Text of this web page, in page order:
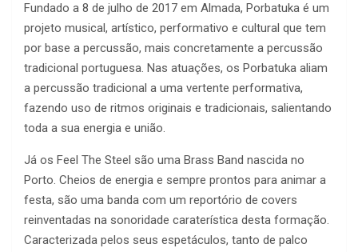
Fundado a 8 de julho de 2017 em Almada, Porbatuka é um
projeto musical, artístico, performativo e cultural que tem
por base a percussão, mais concretamente a percussão
tradicional portuguesa. Nas atuações, os Porbatuka aliam
a percussão tradicional a uma vertente performativa,
fazendo uso de ritmos originais e tradicionais, salientando
toda a sua energia e união.
Já os Feel The Steel são uma Brass Band nascida no
Porto. Cheios de energia e sempre prontos para animar a
festa, são uma banda com um reportório de covers
reinventadas na sonoridade caraterística desta formação.
Caracterizada pelos seus espetáculos, tanto de palco